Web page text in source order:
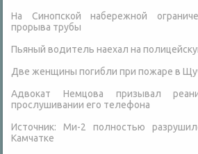
На Синопской набережной
прорыва трубы
Пьяный водитель наехал на
Две женщины погибли при пожаре в
Адвокат Немцова призывал
прослушивании его телефона
Источник: Ми-2 полностью
Камчатке